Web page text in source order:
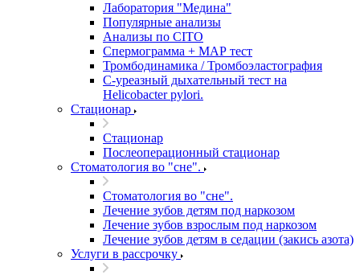
Лаборатория "Медина"
Популярные анализы
Анализы по CITO
Спермограмма + МАР тест
Тромбодинамика / Тромбоэластография
С-уреазный дыхательный тест на
Helicobacter pylori.
Стационар
Стационар
Послеоперационный стационар
Стоматология во "сне".
Стоматология во "сне".
Лечение зубов детям под наркозом
Лечение зубов взрослым под наркозом
Лечение зубов детям в седации (закись азота)
Услуги в рассрочку